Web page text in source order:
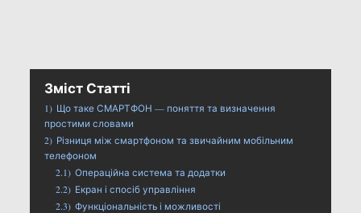
Зміст Статті
1) Що таке СМАРТФОН — поняття та визначення
простими словами
2) Різниця між смартфоном та звичайним мобільним
телефоном
2.1) Операційна система та додатки
2.2) Екран і спосіб управління
2.3) Функціональність і можливості